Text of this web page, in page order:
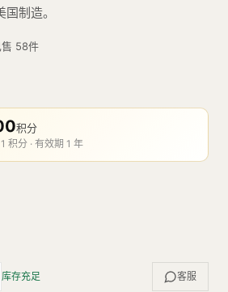
制造。
58件
积分
积分 · 有效期 1 年
库存充足 客服